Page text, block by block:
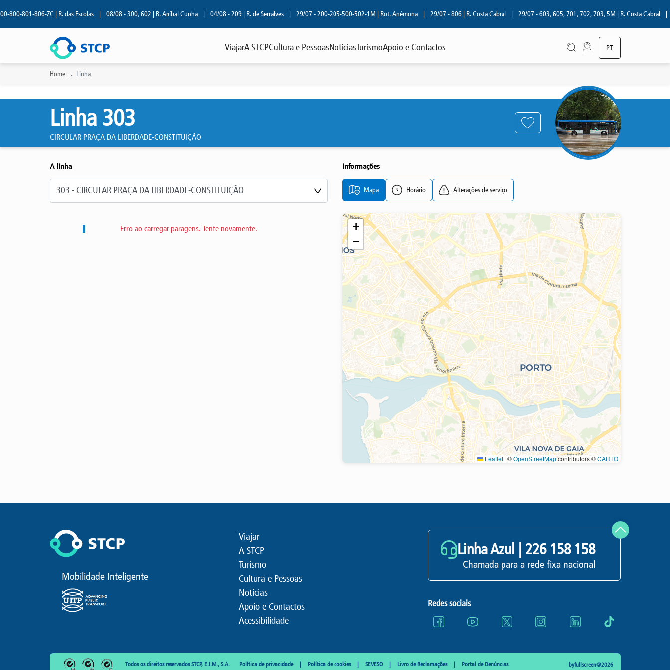
801-806-ZC | R. das Escolas | 08/08 - 300, 602 | R. Aníbal Cunha | 04/08 - 209 | R. de Serralves | 29/07 - 200-205-500-502-1M | Rot. Anémona | 29/07 - 806 | R. Costa Cabral | 29/07 - 603, 605, 701, 702, 703, 5M | R. Costa Cabral |
ViajarA STCPCultura e PessoasNotíciasTurismoApoio e Contactos PT
Home
Linha
Linha 303
CIRCULAR PRAÇA DA LIBERDADE-CONSTITUIÇÃO
A linha
Erro ao carregar paragens. Tente novamente.
Informações
Mapa Horário Alterações de serviço
+
−
Leaflet | ©OpenStreetMapcontributors ©CARTO
Mobilidade Inteligente
Viajar
A STCP
Turismo
Cultura e Pessoas
Notícias
Apoio e Contactos
Acessibilidade
Linha Azul | 226 158 158
Chamada para a rede fixa nacional
Redes sociais
Todos os direitos reservados STCP, E.I.M., S.A. Política de privacidade Política de cookies SEVESO Livro de Reclamações Portal de Denúncias byfullscreen@2026